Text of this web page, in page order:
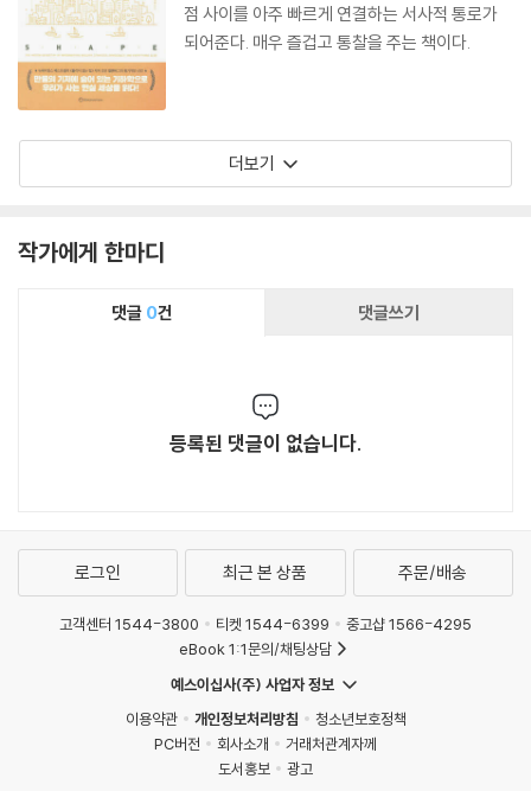
점 사이를 아주 빠르게 연결하는 서사적 통로가
되어준다. 매우 즐겁고 통찰을 주는 책이다.
더보기
작가에게 한마디
댓글 0건 댓글쓰기
등록된 댓글이 없습니다.
로그인 최근 본 상품 주문/배송
고객센터 1544-3800 티켓 1544-6399
중고샵 1566-4295
eBook 1:1문의/채팅상담
예스이십사(주) 사업자 정보
이용약관
개인정보처리방침
청소년보호정책
PC버전
회사소개
거래처관계자께
도서홍보
광고